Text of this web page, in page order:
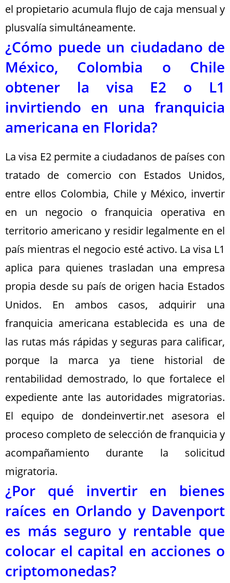
el propietario acumula flujo de caja mensual y
plusvalía simultáneamente.
¿Cómo puede un ciudadano de
México, Colombia o Chile
obtener la visa E2 o L1
invirtiendo en una franquicia
americana en Florida?
La visa E2 permite a ciudadanos de países con
tratado de comercio con Estados Unidos,
entre ellos Colombia, Chile y México, invertir
en un negocio o franquicia operativa en
territorio americano y residir legalmente en el
país mientras el negocio esté activo. La visa L1
aplica para quienes trasladan una empresa
propia desde su país de origen hacia Estados
Unidos. En ambos casos, adquirir una
franquicia americana establecida es una de
las rutas más rápidas y seguras para calificar,
porque la marca ya tiene historial de
rentabilidad demostrado, lo que fortalece el
expediente ante las autoridades migratorias.
El equipo de dondeinvertir.net asesora el
proceso completo de selección de franquicia y
acompañamiento durante la solicitud
migratoria.
¿Por qué invertir en bienes
raíces en Orlando y Davenport
es más seguro y rentable que
colocar el capital en acciones o
criptomonedas?